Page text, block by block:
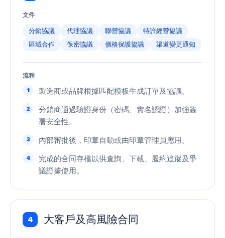
文件
分銷協議 代理協議 聯營協議
特許經營協議
區域合作
保密協議 價格保護協議 渠道變更通知
流程
1 製造商或品牌根據匹配模板生成訂單及協議。
2
分銷商通過驗證身份（密碼、實名認證）加強簽
署安全性。
3 內部審批後，印章自動或由印章管理員應用。
4
完成的合同存檔以供查詢、下載、履約追蹤及爭
議證據使用。
4 大客戶及高風險合同